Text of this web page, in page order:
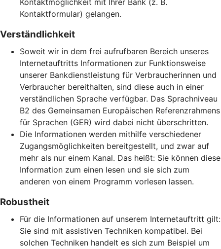
Kontaktmöglichkeit mit Ihrer Bank (z. B.
Kontaktformular) gelangen.
Verständlichkeit
Soweit wir in dem frei aufrufbaren Bereich unseres
Internetauftritts Informationen zur Funktionsweise
unserer Bankdienstleistung für Verbraucherinnen und
Verbraucher bereithalten, sind diese auch in einer
verständlichen Sprache verfügbar. Das Sprachniveau
B2 des Gemeinsamen Europäischen Referenzrahmens
für Sprachen (GER) wird dabei nicht überschritten.
Die Informationen werden mithilfe verschiedener
Zugangsmöglichkeiten bereitgestellt, und zwar auf
mehr als nur einem Kanal. Das heißt: Sie können diese
Information zum einen lesen und sie sich zum
anderen von einem Programm vorlesen lassen.
Robustheit
Für die Informationen auf unserem Internetauftritt gilt:
Sie sind mit assistiven Techniken kompatibel. Bei
solchen Techniken handelt es sich zum Beispiel um